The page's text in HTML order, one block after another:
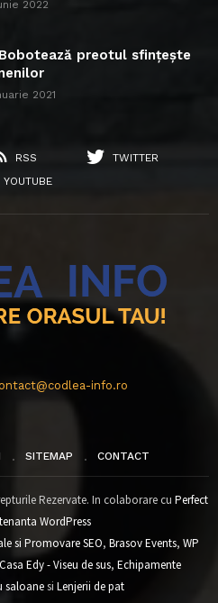
2022
preotul sfințește
2021
RSS
TWITTER
YOUTUBE
info.ro
SITEMAP CONTACT
Rezervate. In colaborare cu Perfect
WordPress
si Promovare SEO, Brasov Events, WP
Casa Edy - Viseu de sus, Echipamente
saloanesi Lenjerii de pat